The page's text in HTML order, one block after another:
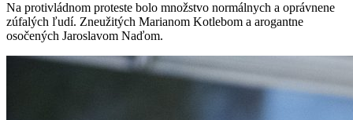
Na protivládnom proteste bolo množstvo normálnych a oprávnene
zúfalých ľudí. Zneužitých Marianom Kotlebom a arogantne
osočených Jaroslavom Naďom.